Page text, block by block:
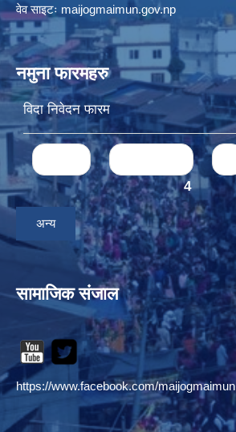
वेव साइटः maijogmaimun.gov.np
नमुना फारमहरु
विदा निवेदन फारम
Pages
4
अन्य
सामाजिक संजाल
https://www.facebook.com/maijogmaimun